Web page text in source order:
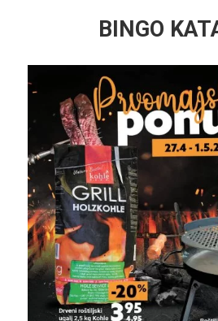
BINGO